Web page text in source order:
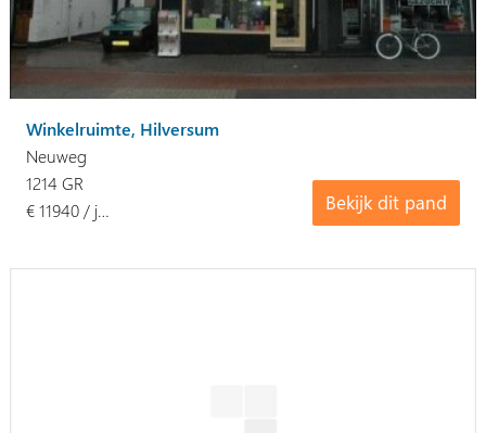
Winkelruimte, Hilversum
Neuweg
Bekijk dit pand
1214 GR
€ 11940 / j…